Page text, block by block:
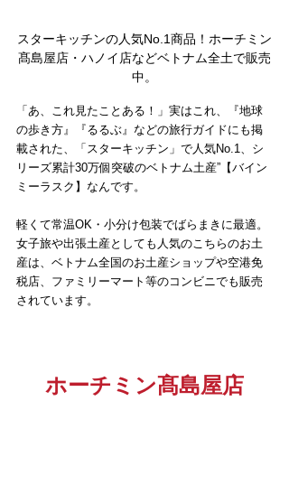
スターキッチンの人気No.1商品！ホーチミン
髙島屋店・ハノイ店などベトナム全土で販売
中。
「あ、これ見たことある！」実はこれ、『地球
の歩き方』『るるぶ』などの旅行ガイドにも掲
載された、「スターキッチン」で人気No.1、シ
リーズ累計30万個突破のベトナム土産”【バイン
ミーラスク】なんです。
軽くて常温OK・小分け包装でばらまきに最適。
女子旅や出張土産としても人気のこちらのお土
産は、ベトナム全国のお土産ショップや空港免
税店、ファミリーマート等のコンビニでも販売
されています。
ホーチミン髙島屋店